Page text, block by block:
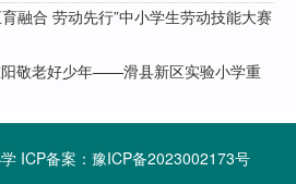
融合 劳动先行”中小学生劳动技能大赛
阳敬老好少年——滑县新区实验小学重
ICP备案： 豫ICP备2023002173号